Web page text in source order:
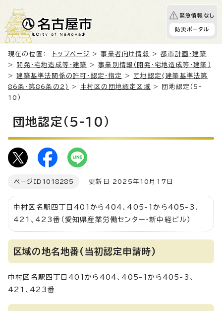
緊急情報なし
防災ポータル
現在の位置： トップページ >事業者向け情報 >都市計画・建築
>
開発・宅地造成等・建築 >事業別情報（開発・宅地造成等・建築）
>建築基準法関係の許可・認定・指定 >
団地認定(建築基準法第
86条・第86条の2)
> 中村区の団地認定区域 > 団地認定（5-
10）
団地認定（5-10）
ページID 1018285 更新日 2025年10月17日
中村区名駅四丁目401から404、405-1から405-3、
421、423番（愛知県産業労働センター・新中経ビル）
区域の地名地番(当初認定申請時)
中村区名駅四丁目401から404、405-1から405-3、
421、423番